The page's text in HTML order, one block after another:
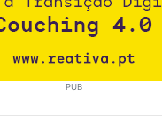
PUB